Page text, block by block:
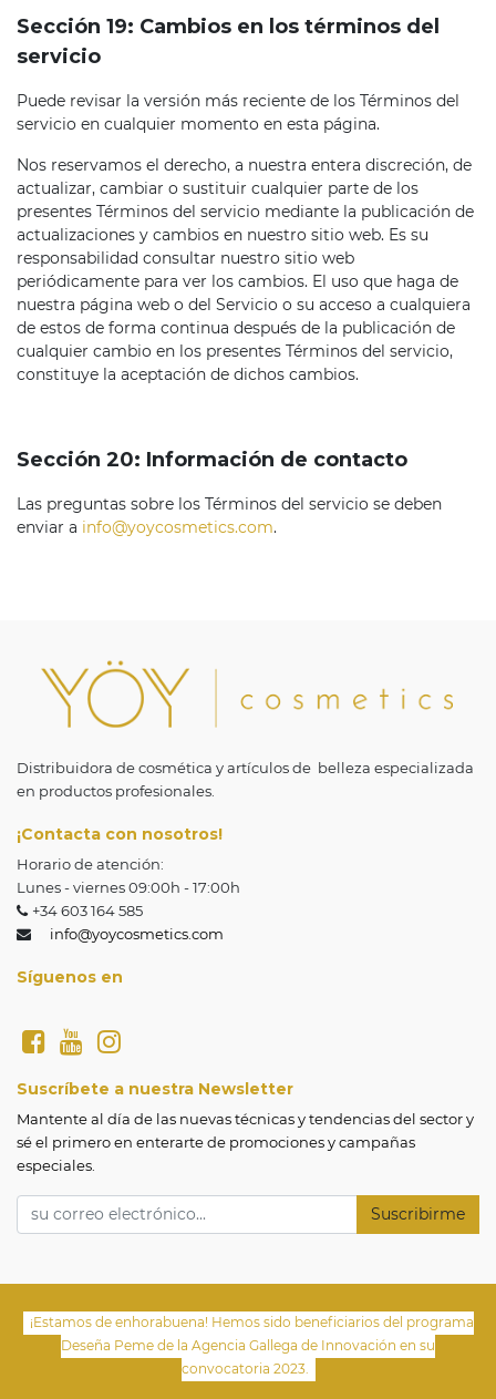
Sección 19: Cambios en los términos del
servicio
Puede revisar la versión más reciente de los Términos del
servicio en cualquier momento en esta página.
Nos reservamos el derecho, a nuestra entera discreción, de
actualizar, cambiar o sustituir cualquier parte de los
presentes Términos del servicio mediante la publicación de
actualizaciones y cambios en nuestro sitio web. Es su
responsabilidad consultar nuestro sitio web
periódicamente para ver los cambios. El uso que haga de
nuestra página web o del Servicio o su acceso a cualquiera
de estos de forma continua después de la publicación de
cualquier cambio en los presentes Términos del servicio,
constituye la aceptación de dichos cambios.
Sección 20: Información de contacto
Las preguntas sobre los Términos del servicio se deben
enviar a info@yoycosmetics.com.
Distribuidora de cosmética y artículos de belleza especializada
en productos profesionales.
¡Contacta con nosotros!
Horario de atención:
Lunes - viernes 09:00h - 17:00h
+34 603 164 585
info@yoycosmetics.com
Síguenos en
Suscríbete a nuestra Newsletter
Mantente al día de las nuevas técnicas y tendencias del sector y
sé el primero en enterarte de promociones y campañas
especiales.
Suscribirme
¡Estamos de enhorabuena! Hemos sido beneficiarios del programa
Deseña Peme de la Agencia Gallega de Innovación en su
convocatoria 2023.